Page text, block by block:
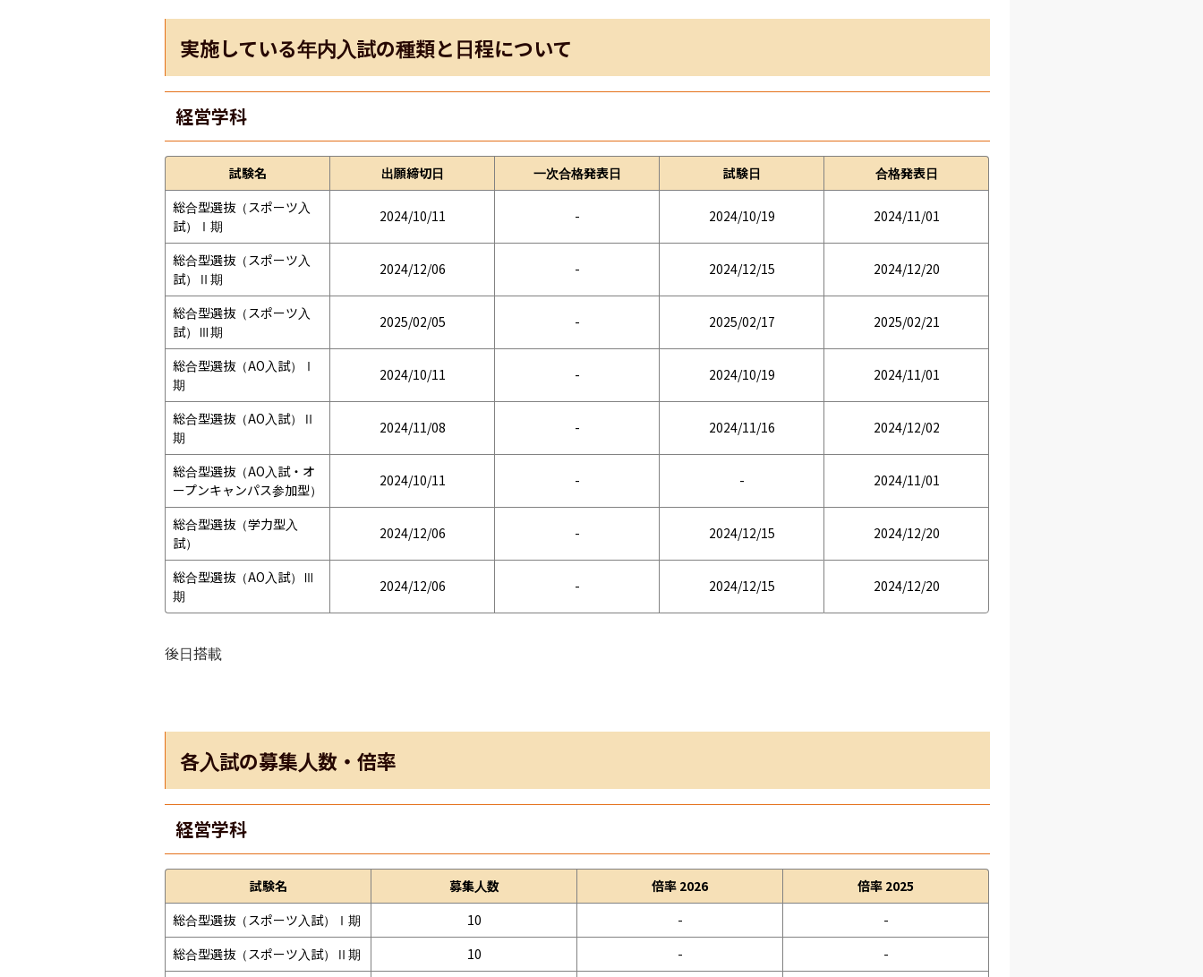
実施している年内入試の種類と日程について
経営学科
試験名 出願締切日 一次合格発表日 試験日
合格発表日
総合型選抜（スポーツ入
試）Ⅰ期
2024/10/11 - 2024/10/19 2024/11/01
総合型選抜（スポーツ入
試）Ⅱ期
2024/12/06 - 2024/12/15 2024/12/20
総合型選抜（スポーツ入
試）Ⅲ期
2025/02/05 - 2025/02/17 2025/02/21
総合型選抜（AO入試）Ⅰ
期
2024/10/11 - 2024/10/19 2024/11/01
総合型選抜（AO入試）Ⅱ
期
2024/11/08 - 2024/11/16 2024/12/02
総合型選抜（AO入試・オ
ープンキャンパス参加型）
2024/10/11 - - 2024/11/01
総合型選抜（学力型入
試）
2024/12/06 - 2024/12/15 2024/12/20
総合型選抜（AO入試）Ⅲ
期
2024/12/06 - 2024/12/15 2024/12/20
後日搭載
各入試の募集人数・倍率
経営学科
試験名 募集人数 倍率 2026
倍率 2025
総合型選抜（スポーツ入試）Ⅰ期
10 -
-
総合型選抜（スポーツ入試）Ⅱ期
10 -
-